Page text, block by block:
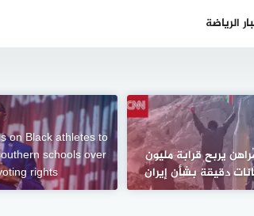
الرياضة
يربح قرابة مليون
دقيقة بشأن إيران
on Black athletes to
schools over
rights.